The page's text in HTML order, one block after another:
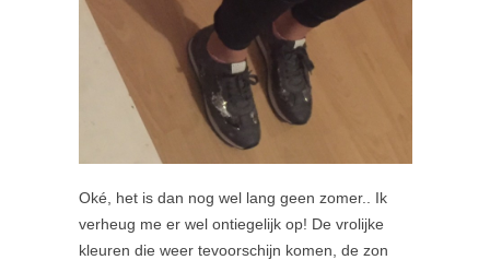
Oké, het is dan nog wel lang geen zomer.. Ik
verheug me er wel ontiegelijk op! De vrolijke
kleuren die weer tevoorschijn komen, de zon